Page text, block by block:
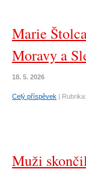
Marie
Moravy a
18. 5. 2026
Celý příspěvek | Rubrika:
Muži